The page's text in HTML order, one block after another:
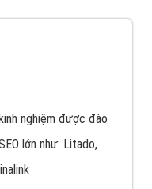
nghiệm được đào
lớn như: Litado,